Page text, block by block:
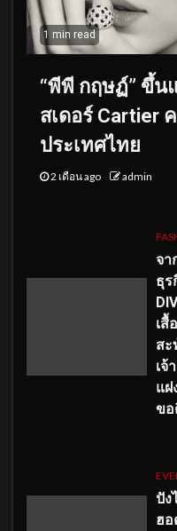
1 min read
“พีพี กฤษฏ์” ขึ้
สเดอร์ Cartier
ประเทศไทย
2 เดือน ago admin
จา
ธุร
เสื้
ส
เจ้
แฝ
ขอ
ปัง
ฮอ